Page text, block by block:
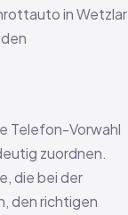
in Wetzlar
Telefon-Vorwahl
zuordnen.
die bei der
den richtigen